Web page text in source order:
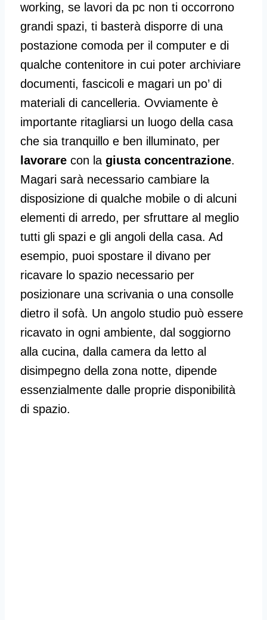
working, se lavori da pc non ti occorrono
grandi spazi, ti basterà disporre di una
postazione comoda per il computer e di
qualche contenitore in cui poter archiviare
documenti, fascicoli e magari un po’ di
materiali di cancelleria. Ovviamente è
importante ritagliarsi un luogo della casa
che sia tranquillo e ben illuminato, per
lavorarecon la giusta concentrazione.
Magari sarà necessario cambiare la
disposizione di qualche mobile o di alcuni
elementi di arredo, per sfruttare al meglio
tutti gli spazi e gli angoli della casa. Ad
esempio, puoi spostare il divano per
ricavare lo spazio necessario per
posizionare una scrivania o una consolle
dietro il sofà. Un angolo studio può essere
ricavato in ogni ambiente, dal soggiorno
alla cucina, dalla camera da letto al
disimpegno della zona notte, dipende
essenzialmente dalle proprie disponibilità
di spazio.